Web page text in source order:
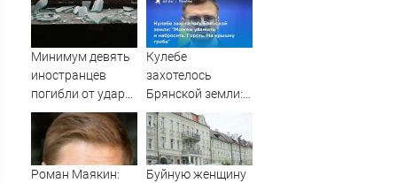
Минимум девять
иностранцев
погибли от удара
ВСУ в
Нижнекамске
Кулебе
захотелось
Брянской земли:
"Можем уважить
и набросить.
Горсть. На
крышку гроба"
Роман Маякин:
Буйную женщину